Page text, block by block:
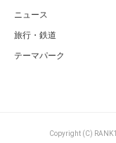
ニュース
旅行・鉄道
テーマパーク
Copyright (C)